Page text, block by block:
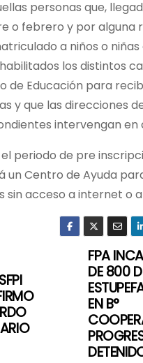
personas que,
o febrero y por alguna
a niños o niñas
los distintos
de Educación para
y que las direcciones
intervengan en
periodo de pre
un Centro de Ayuda
sin acceso a internet o
FPA
DE 800
EN B°